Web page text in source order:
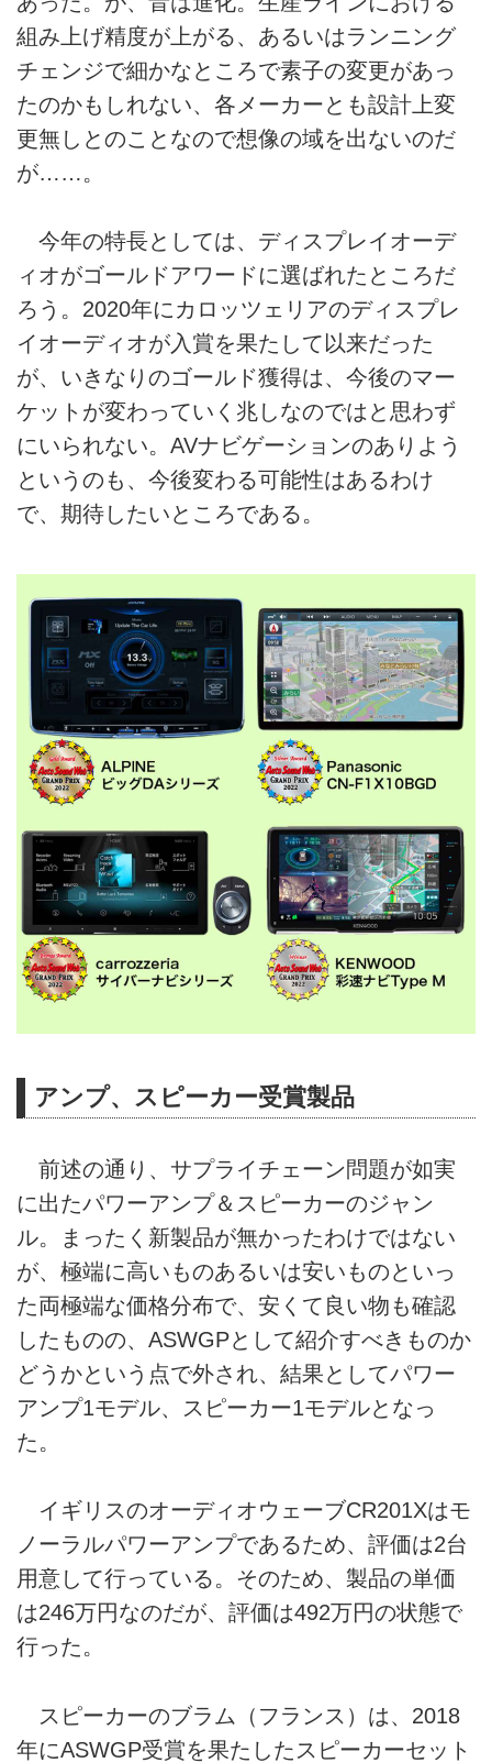
組み上げ精度が上がる、あるいはランニング
チェンジで細かなところで素子の変更があっ
たのかもしれない、各メーカーとも設計上変
更無しとのことなので想像の域を出ないのだ
が……。
今年の特長としては、ディスプレイオーデ
ィオがゴールドアワードに選ばれたところだ
ろう。2020年にカロッツェリアのディスプレ
イオーディオが入賞を果たして以来だった
が、いきなりのゴールド獲得は、今後のマー
ケットが変わっていく兆しなのではと思わず
にいられない。AVナビゲーションのありよう
というのも、今後変わる可能性はあるわけ
で、期待したいところである。
アンプ、スピーカー受賞製品
前述の通り、サプライチェーン問題が如実
に出たパワーアンプ＆スピーカーのジャン
ル。まったく新製品が無かったわけではない
が、極端に高いものあるいは安いものといっ
た両極端な価格分布で、安くて良い物も確認
したものの、ASWGPとして紹介すべきものか
どうかという点で外され、結果としてパワー
アンプ1モデル、スピーカー1モデルとなっ
た。
イギリスのオーディオウェーブCR201Xはモ
ノーラルパワーアンプであるため、評価は2台
用意して行っている。そのため、製品の単価
は246万円なのだが、評価は492万円の状態で
行った。
スピーカーのブラム（フランス）は、2018
年にASWGP受賞を果たしたスピーカーセット